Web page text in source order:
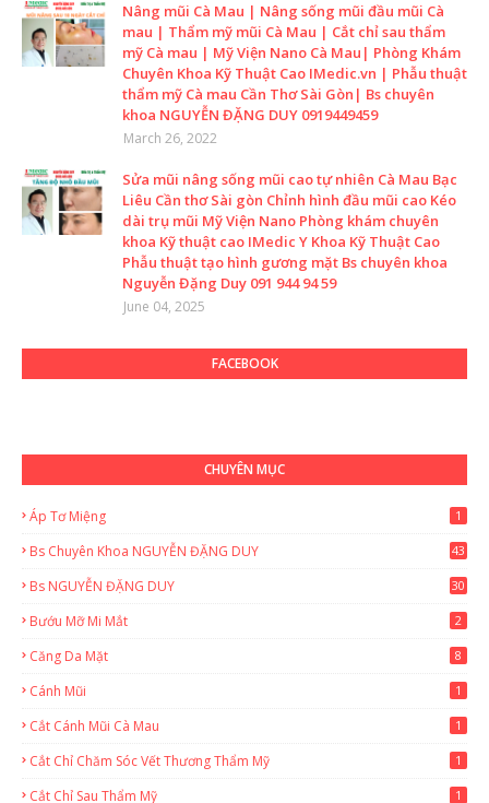
Nâng mũi Cà Mau | Nâng sống mũi đầu mũi Cà
mau | Thẩm mỹ mũi Cà Mau | Cắt chỉ sau thẩm
mỹ Cà mau | Mỹ Viện Nano Cà Mau| Phòng Khám
Chuyên Khoa Kỹ Thuật Cao IMedic.vn | Phẫu thuật
thẩm mỹ Cà mau Cần Thơ Sài Gòn| Bs chuyên
khoa NGUYỄN ĐẶNG DUY 0919449459
March 26, 2022
Sửa mũi nâng sống mũi cao tự nhiên Cà Mau Bạc
Liêu Cần thơ Sài gòn Chỉnh hình đầu mũi cao Kéo
dài trụ mũi Mỹ Viện Nano Phòng khám chuyên
khoa Kỹ thuật cao IMedic Y Khoa Kỹ Thuật Cao
Phẫu thuật tạo hình gương mặt Bs chuyên khoa
Nguyễn Đặng Duy 091 944 94 59
June 04, 2025
FACEBOOK
CHUYÊN MỤC
Áp Tơ Miệng 1
Bs Chuyên Khoa NGUYỄN ĐẶNG DUY
43
Bs NGUYỄN ĐẶNG DUY 30
Bướu Mỡ Mi Mắt 2
Căng Da Mặt 8
Cánh Mũi 1
Cắt Cánh Mũi Cà Mau 1
Cắt Chỉ Chăm Sóc Vết Thương Thẩm Mỹ 1
Cắt Chỉ Sau Thẩm Mỹ 1